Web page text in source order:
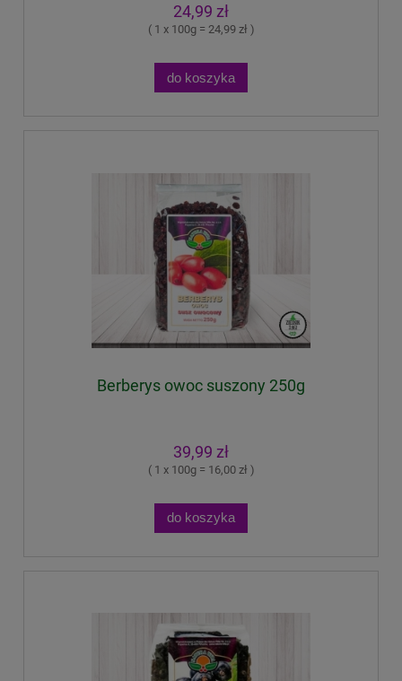
24,99 zł
( 1 x 100g = 24,99 zł )
do koszyka
Berberys owoc suszony 250g
39,99 zł
( 1 x 100g = 16,00 zł )
do koszyka